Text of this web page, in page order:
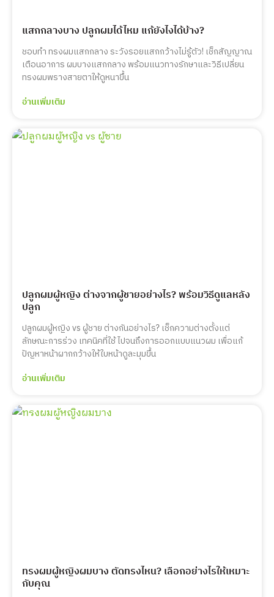
แสกกลางบาง ปลูกผมได้ไหม แก้ยังไงได้บ้าง?
ชอบทำ ทรงผมแสกกลาง ระวังรอยแสกกว้างไม่รู้ตัว! เช็กสัญญาณ
เตือนอาการ ผมบางแสกกลาง พร้อมแนวทางรักษาและวิธีเปลี่ยน
ทรงผมพรางสายตาให้ดูหนาขึ้น
อ่านเพิ่มเติม
ปลูกผมผู้หญิง ต่างจากผู้ชายอย่างไร? พร้อมวิธีดูแลหลัง
ปลูก
ปลูกผมผู้หญิง vs ผู้ชาย ต่างกันอย่างไร? เช็กความต่างตั้งแต่
ลักษณะการร่วง เทคนิคที่ใช้ ไปจนถึงการออกแบบแนวผม เพื่อแก้
ปัญหาหน้าผากกว้างให้ใบหน้าดูละมุมขึ้น
อ่านเพิ่มเติม
ทรงผมผู้หญิงผมบาง ตัดทรงไหน? เลือกอย่างไรให้เหมาะ
กับคุณ